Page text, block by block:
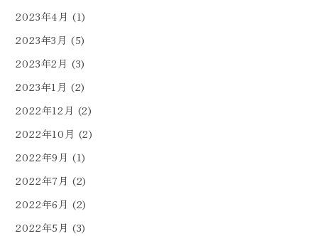
2023年4月 (1)
2023年3月 (5)
2023年2月 (3)
2023年1月 (2)
2022年12月 (2)
2022年10月 (2)
2022年9月 (1)
2022年7月 (2)
2022年6月 (2)
2022年5月 (3)